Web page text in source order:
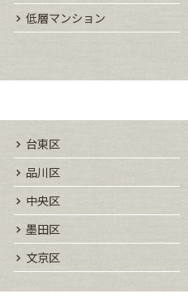
低層マンション
台東区
品川区
中央区
墨田区
文京区